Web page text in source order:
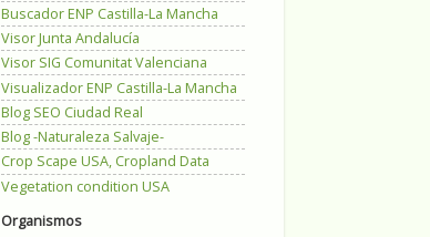
Buscador ENP Castilla-La Mancha
Visor Junta Andalucía
Visor SIG Comunitat Valenciana
Visualizador ENP Castilla-La Mancha
Blog SEO Ciudad Real
Blog -Naturaleza Salvaje-
Crop Scape USA, Cropland Data
Vegetation condition USA
Organismos